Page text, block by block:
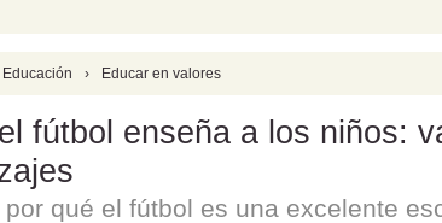
Educación › Educar en valores
fútbol enseña a los niños:
por qué el fútbol es una excelente